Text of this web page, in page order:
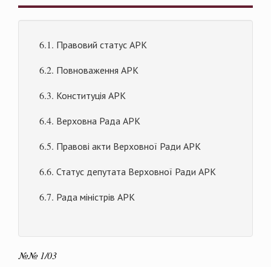
6.1. Правовий статус АРК
6.2. Повноваження АРК
6.3. Конституція АРК
6.4. Верховна Рада АРК
6.5. Правові акти Верховної Ради АРК
6.6. Статус депутата Верховної Ради АРК
6.7. Рада міністрів АРК
№№ 1/03